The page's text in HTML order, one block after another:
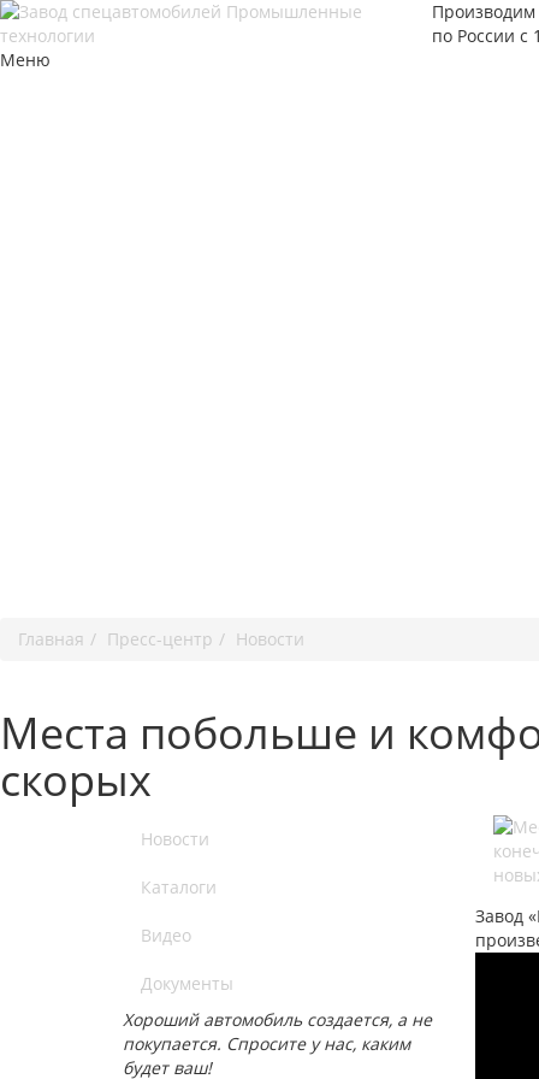
Меню
Производим
по России с
Главная Пресс-центр Новости
Места побольше и
скорых
Новости
Каталоги
Видео
Документы
Хороший автомобиль создается, а не
покупается. Спросите у нас, каким
будет ваш!
Завод